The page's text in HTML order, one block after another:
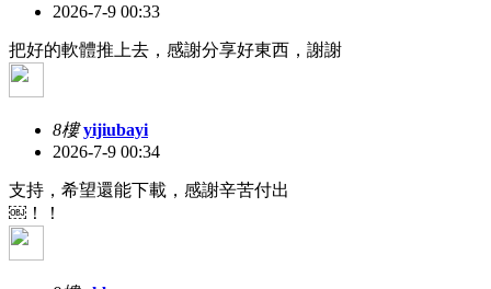
2026-7-9 00:33
把好的軟體推上去，感謝分享好東西，謝謝
8樓 yijiubayi
2026-7-9 00:34
支持，希望還能下載，感謝辛苦付出
￼！！